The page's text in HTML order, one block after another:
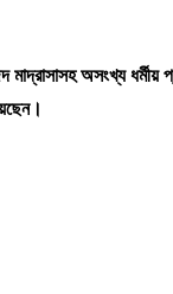
অসংখ্য ধর্মীয়